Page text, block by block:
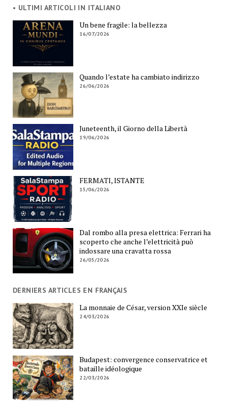
• ULTIMI ARTICOLI IN ITALIANO
Un bene fragile: la bellezza
16/07/2026
Quando l’estate ha cambiato indirizzo
26/06/2026
Juneteenth, il Giorno della Libertà
19/06/2026
FERMATI, ISTANTE
15/06/2026
Dal rombo alla presa elettrica: Ferrari ha
scoperto che anche l’elettricità può
indossare una cravatta rossa
26/05/2026
DERNIERS ARTICLES EN FRANÇAIS
La monnaie de César, version XXIe siècle
24/03/2026
Budapest: convergence conservatrice et
bataille idéologique
22/03/2026